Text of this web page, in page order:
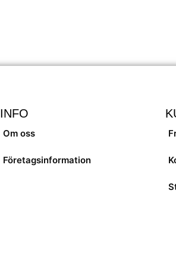
INFO
Om oss
Företagsinformation